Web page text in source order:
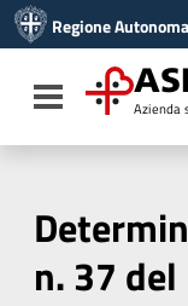
Vai al menu di
Vai al footer
Regione
Toggle Azienda
n. 37